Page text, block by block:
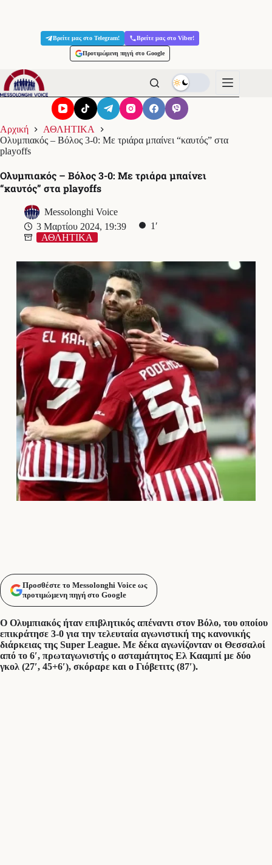
Βρείτε μας στο Telegram! Βρείτε μας στο Viber!
Προτιμώμενη πηγή στο Google
Αρχική
ΑΘΛΗΤΙΚΑ
Ολυμπιακός – Βόλος 3-0: Με τριάρα μπαίνει “καυτός” στα
playoffs
Ολυμπιακός – Βόλος 3-0: Με τριάρα μπαίνει
“καυτός” στα playoffs
Messolonghi Voice
3 Μαρτίου 2024, 19:39
1′
ΑΘΛΗΤΙΚΑ
Προσθέστε το Messolonghi Voice ως
προτιμώμενη πηγή στο Google
Ο Ολυμπιακός ήταν επιβλητικός απέναντι στον Βόλο, του οποίου
επικράτησε 3-0 για την τελευταία αγωνιστική της κανονικής
διάρκειας της Super League. Με δέκα αγωνίζονταν οι Θεσσαλοί
από το 6′, πρωταγωνιστής ο ασταμάτητος Ελ Κααμπί με δύο
γκολ (27′, 45+6′), σκόραρε και ο Γιόβετιτς (87′).